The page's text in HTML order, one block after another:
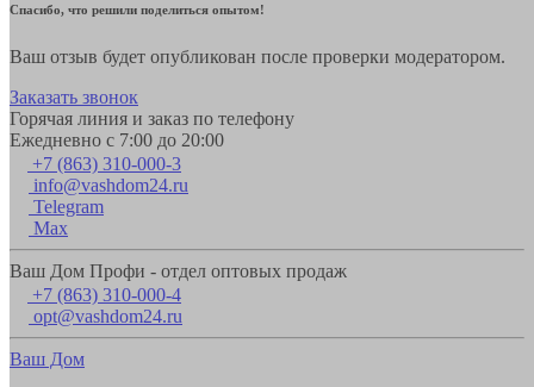
Спасибо, что решили поделиться опытом!
Ваш отзыв будет опубликован после проверки модератором.
Заказать звонок
Горячая линия и заказ по телефону
Ежедневно с 7:00 до 20:00
+7 (863) 310-000-3
info@vashdom24.ru
Telegram
Max
Ваш Дом Профи - отдел оптовых продаж
+7 (863) 310-000-4
opt@vashdom24.ru
Ваш Дом